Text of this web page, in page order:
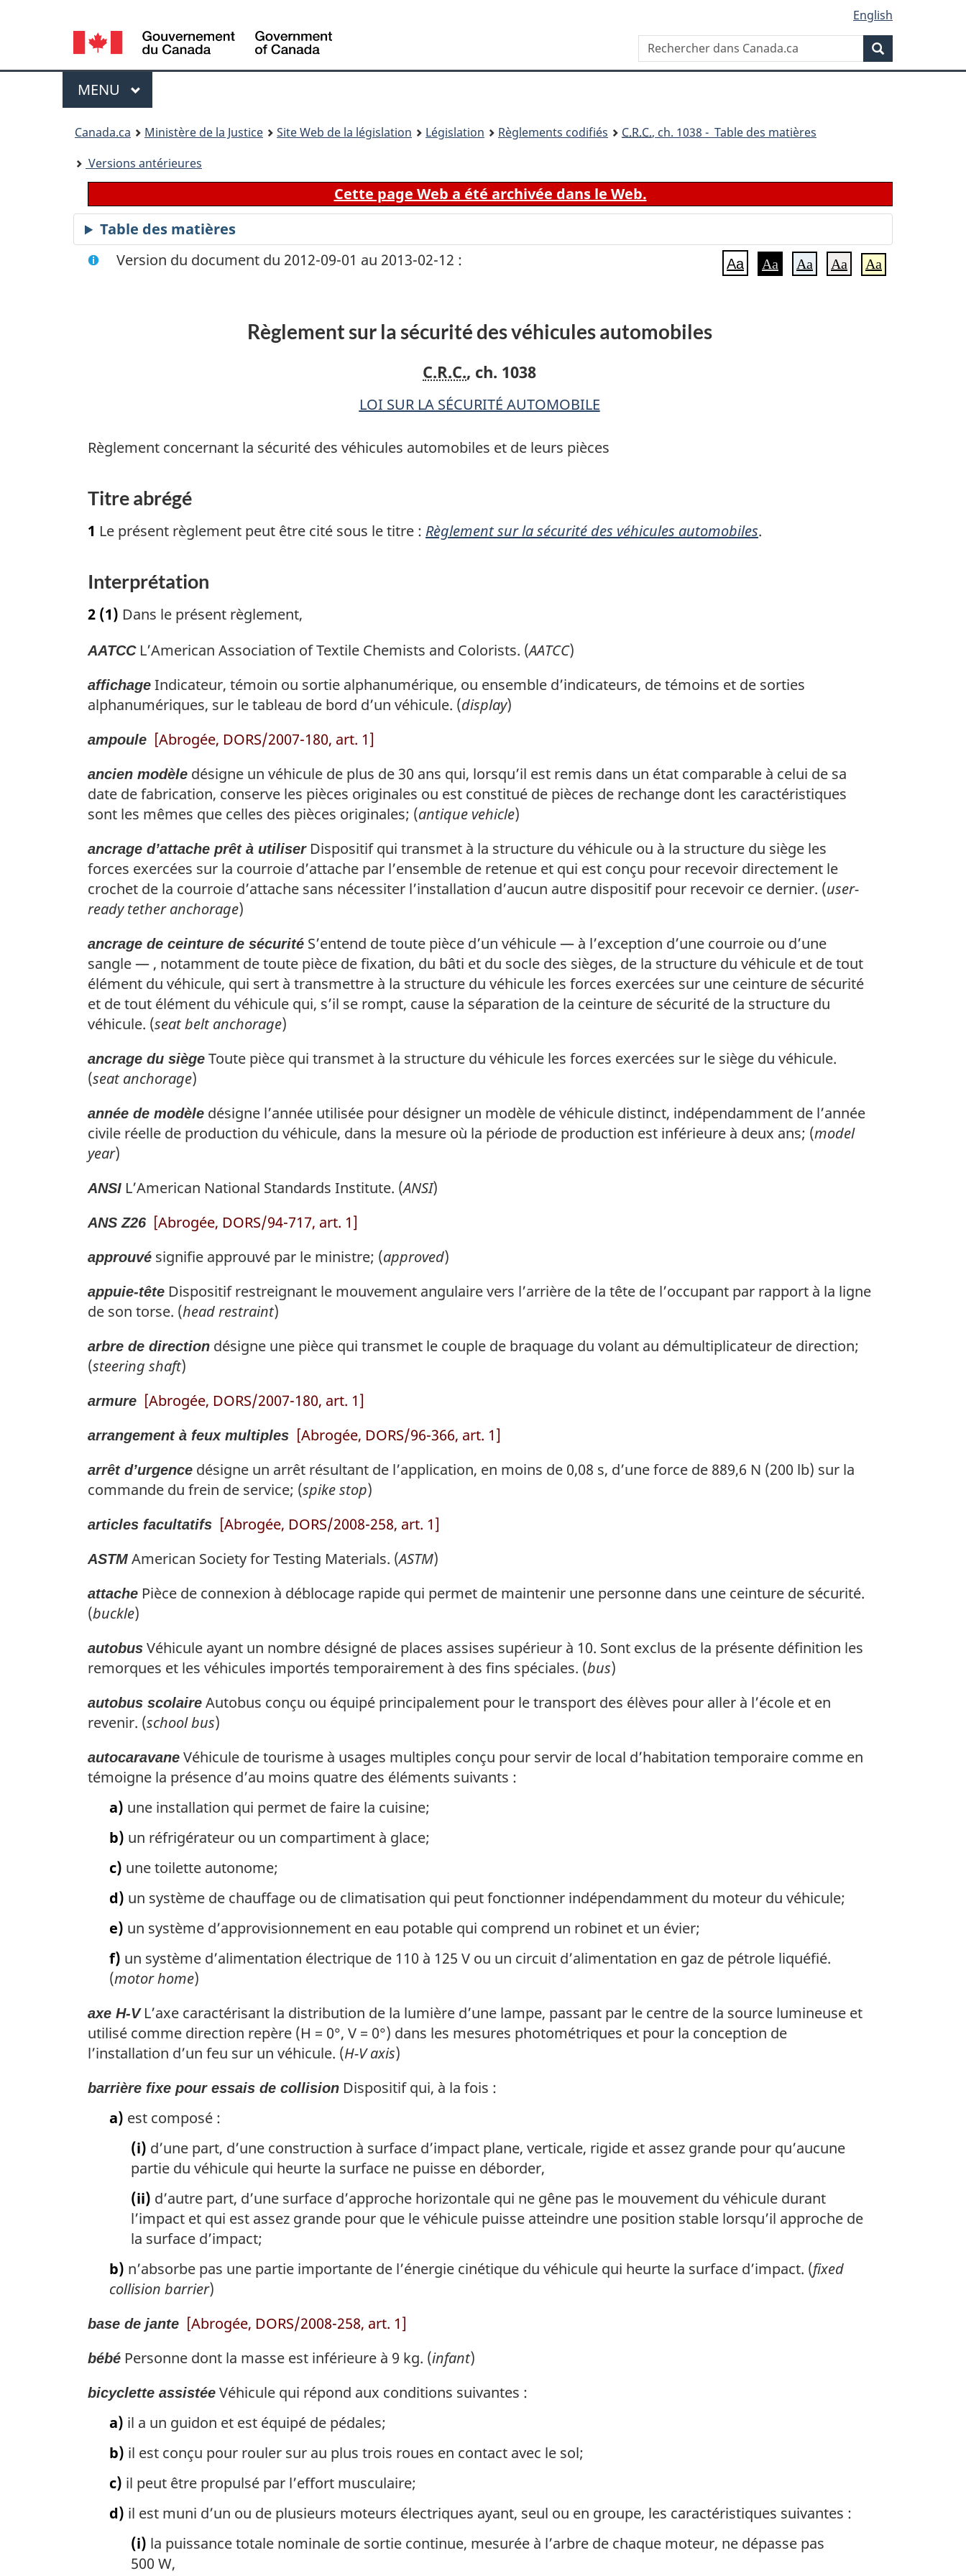
principal
À
site
version
Language
selection
English
Rechercher
dans
Canada.ca
Menu
MENU PRINCIPAL
Canada.ca Ministère de la Justice Site Web de la législation Législation Règlements codifiés C.R.C., ch. 1038 - Table des matières
Versions antérieures
Cette page Web a été archivée dans le Web.
Table des matières
Aa Aa Aa Aa Aa
Version du document du 2012-09-01 au 2013-02-12 :
Règlement sur la sécurité des véhicules automobiles
C.R.C., ch. 1038
LOI SUR LA SÉCURITÉ AUTOMOBILE
Règlement concernant la sécurité des véhicules automobiles et de leurs pièces
Titre abrégé
1 Le présent règlement peut être cité sous le titre : Règlement sur la sécurité des véhicules automobiles.
Interprétation
2 (1) Dans le présent règlement,
AATCCL’American Association of Textile Chemists and Colorists. (AATCC)
affichage Indicateur, témoin ou sortie alphanumérique, ou ensemble d’indicateurs, de témoins et de sorties
alphanumériques, sur le tableau de bord d’un véhicule. (display)
ampoule [Abrogée, DORS/2007-180, art. 1]
ancien modèle désigne un véhicule de plus de 30 ans qui, lorsqu’il est remis dans un état comparable à celui de sa
date de fabrication, conserve les pièces originales ou est constitué de pièces de rechange dont les caractéristiques
sont les mêmes que celles des pièces originales; (antique vehicle)
ancrage d’attache prêt à utiliserDispositif qui transmet à la structure du véhicule ou à la structure du siège les
forces exercées sur la courroie d’attache par l’ensemble de retenue et qui est conçu pour recevoir directement le
crochet de la courroie d’attache sans nécessiter l’installation d’aucun autre dispositif pour recevoir ce dernier. (user-
ready tether anchorage)
ancrage de ceinture de sécurité S’entend de toute pièce d’un véhicule — à l’exception d’une courroie ou d’une
sangle — , notamment de toute pièce de fixation, du bâti et du socle des sièges, de la structure du véhicule et de tout
élément du véhicule, qui sert à transmettre à la structure du véhicule les forces exercées sur une ceinture de sécurité
et de tout élément du véhicule qui, s’il se rompt, cause la séparation de la ceinture de sécurité de la structure du
véhicule. (seat belt anchorage)
ancrage du siège Toute pièce qui transmet à la structure du véhicule les forces exercées sur le siège du véhicule.
(seat anchorage)
année de modèle désigne l’année utilisée pour désigner un modèle de véhicule distinct, indépendamment de l’année
civile réelle de production du véhicule, dans la mesure où la période de production est inférieure à deux ans; (model
year)
ANSI L’American National Standards Institute. (ANSI)
ANS Z26 [Abrogée, DORS/94-717, art. 1]
approuvé signifie approuvé par le ministre; (approved)
appuie-tête Dispositif restreignant le mouvement angulaire vers l’arrière de la tête de l’occupant par rapport à la ligne
de son torse. (head restraint)
arbre de direction désigne une pièce qui transmet le couple de braquage du volant au démultiplicateur de direction;
(steering shaft)
armure [Abrogée, DORS/2007-180, art. 1]
arrangement à feux multiples [Abrogée, DORS/96-366, art. 1]
arrêt d’urgence désigne un arrêt résultant de l’application, en moins de 0,08 s, d’une force de 889,6 N (200 lb) sur la
commande du frein de service; (spike stop)
articles facultatifs [Abrogée, DORS/2008-258, art. 1]
ASTM American Society for Testing Materials. (ASTM)
attache Pièce de connexion à déblocage rapide qui permet de maintenir une personne dans une ceinture de sécurité.
(buckle)
autobus Véhicule ayant un nombre désigné de places assises supérieur à 10. Sont exclus de la présente définition les
remorques et les véhicules importés temporairement à des fins spéciales. (bus)
autobus scolaire Autobus conçu ou équipé principalement pour le transport des élèves pour aller à l’école et en
revenir. (school bus)
autocaravane Véhicule de tourisme à usages multiples conçu pour servir de local d’habitation temporaire comme en
témoigne la présence d’au moins quatre des éléments suivants :
a) une installation qui permet de faire la cuisine;
b) un réfrigérateur ou un compartiment à glace;
c) une toilette autonome;
d) un système de chauffage ou de climatisation qui peut fonctionner indépendamment du moteur du véhicule;
e) un système d’approvisionnement en eau potable qui comprend un robinet et un évier;
f) un système d’alimentation électrique de 110 à 125 V ou un circuit d’alimentation en gaz de pétrole liquéfié.
(motor home)
axe H-VL’axe caractérisant la distribution de la lumière d’une lampe, passant par le centre de la source lumineuse et
utilisé comme direction repère (H = 0°, V = 0°) dans les mesures photométriques et pour la conception de
l’installation d’un feu sur un véhicule. (H-V axis)
barrière fixe pour essais de collision Dispositif qui, à la fois :
a) est composé :
(i) d’une part, d’une construction à surface d’impact plane, verticale, rigide et assez grande pour qu’aucune
partie du véhicule qui heurte la surface ne puisse en déborder,
(ii) d’autre part, d’une surface d’approche horizontale qui ne gêne pas le mouvement du véhicule durant
l’impact et qui est assez grande pour que le véhicule puisse atteindre une position stable lorsqu’il approche de
la surface d’impact;
b) n’absorbe pas une partie importante de l’énergie cinétique du véhicule qui heurte la surface d’impact. (fixed
collision barrier)
base de jante [Abrogée, DORS/2008-258, art. 1]
bébé Personne dont la masse est inférieure à 9 kg. (infant)
bicyclette assistée Véhicule qui répond aux conditions suivantes :
a) il a un guidon et est équipé de pédales;
b) il est conçu pour rouler sur au plus trois roues en contact avec le sol;
c) il peut être propulsé par l’effort musculaire;
d) il est muni d’un ou de plusieurs moteurs électriques ayant, seul ou en groupe, les caractéristiques suivantes :
(i) la puissance totale nominale de sortie continue, mesurée à l’arbre de chaque moteur, ne dépasse pas
500 W,